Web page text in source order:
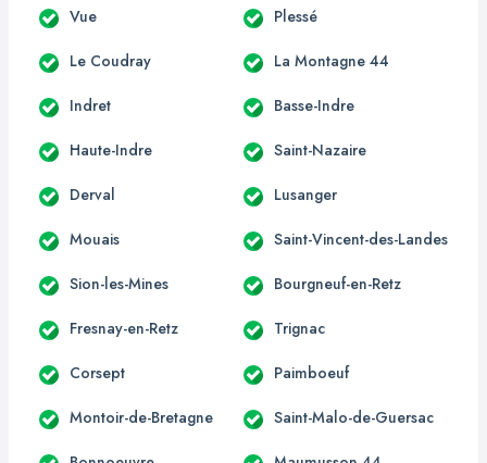
Vue Plessé
Le Coudray La Montagne 44
Indret Basse-Indre
Haute-Indre Saint-Nazaire
Derval Lusanger
Mouais Saint-Vincent-des-Landes
Sion-les-Mines Bourgneuf-en-Retz
Fresnay-en-Retz Trignac
Corsept Paimboeuf
Montoir-de-Bretagne Saint-Malo-de-Guersac